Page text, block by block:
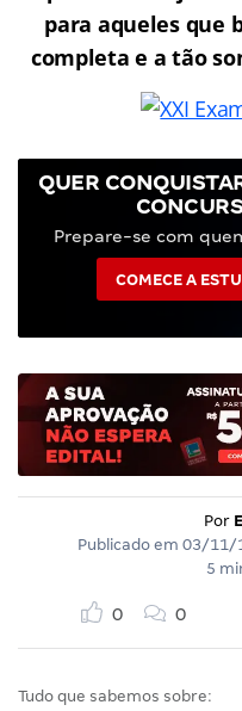
para aqueles que
completa e a tão
QUER
Prepare-se com
COMECE A
Por
Publicado em 03/11/
5
0 0
Tudo que sabemos sobre: